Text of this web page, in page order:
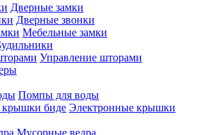
Дверные замки
Дверные звонки
Мебельные замки
Управление шторами
Помпы для воды
Электронные крышки
Мусорные ведра